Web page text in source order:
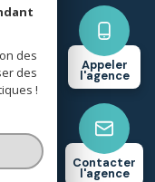
Appeler
l'agence
Contacter
l'agence
des
des
!